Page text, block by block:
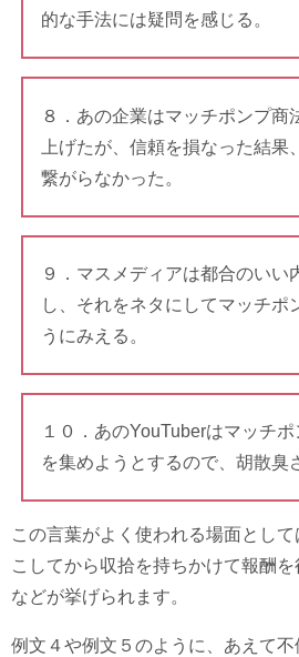
的な手法には疑問を感じる。
８．あの企業はマッチポンプ商
上げたが、信頼を損なった結果
繋がらなかった。
９．マスメディアは都合のいい
し、それをネタにしてマッチポ
うにみえる。
１０．あのYouTuberはマッチ
を集めようとするので、胡散臭
この言葉がよく使われる場面とし
こしてから収拾を持ちかけて報酬
などが挙げられます。
例文４や例文５のように、あえて